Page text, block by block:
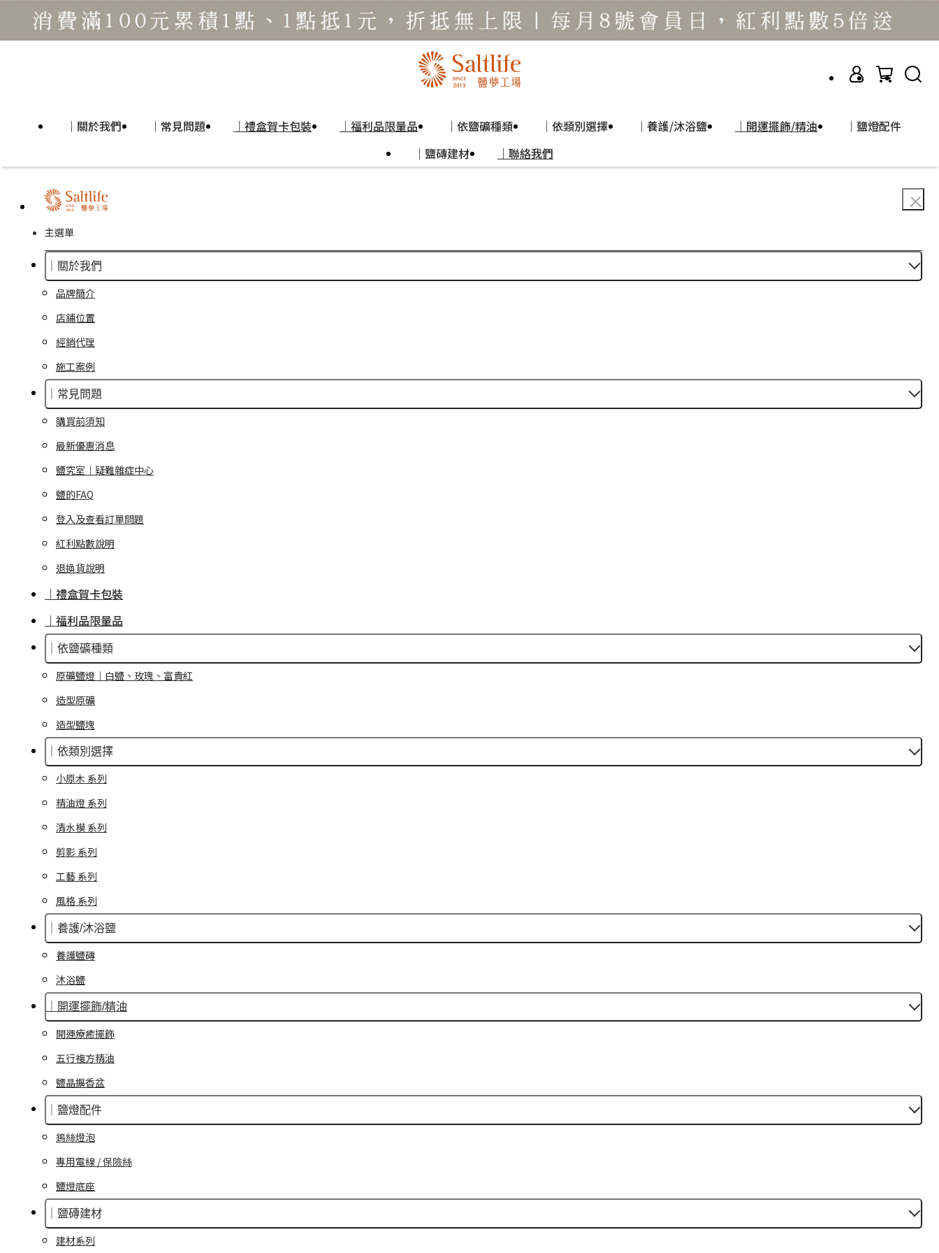
｜關於我們 ｜常見問題 ｜禮盒賀卡包裝 ｜福利品限量品 ｜依鹽礦種類 ｜依類別選擇 ｜養護/沐浴鹽 ｜開運擺飾/精油
｜鹽燈配件
｜鹽磚建材
｜聯絡我們
主選單
｜關於我們
品牌簡介
店鋪位置
經銷代理
施工案例
｜常見問題
購買前須知
最新優惠消息
鹽究室｜疑難雜症中心
鹽的FAQ
登入及查看訂單問題
紅利點數說明
退換貨說明
｜禮盒賀卡包裝
｜福利品限量品
｜依鹽礦種類
原礦鹽燈｜白鹽、玫瑰、富貴紅
造型原礦
造型鹽塊
｜依類別選擇
小原木 系列
精油燈 系列
清水模 系列
剪影 系列
工藝 系列
風格 系列
｜養護/沐浴鹽
養護鹽磚
沐浴鹽
｜開運擺飾/精油
開運療癒擺飾
五行複方精油
鹽晶擴香盆
｜鹽燈配件
鎢絲燈泡
專用電線 / 保險絲
鹽燈底座
｜鹽磚建材
建材系列